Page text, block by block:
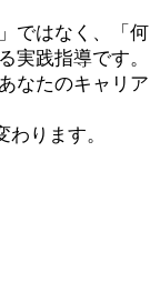
ではなく、「何
実践指導です。
なたのキャリア
ります。